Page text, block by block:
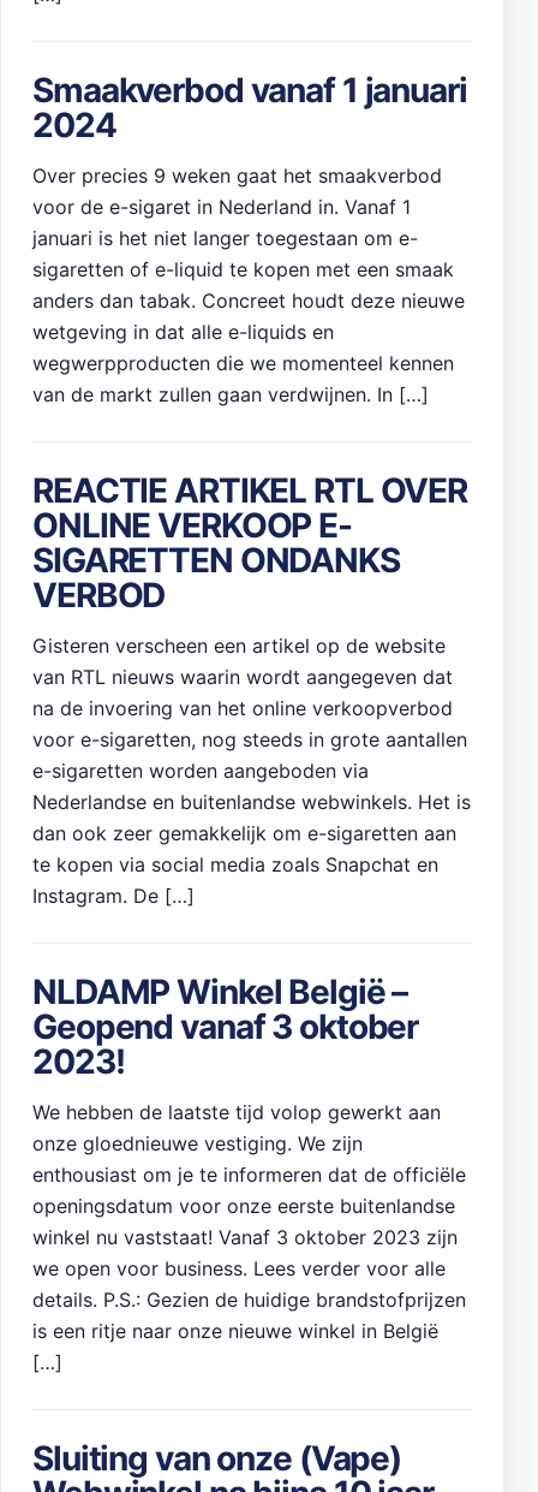
Smaakverbod vanaf 1 januari
2024
Over precies 9 weken gaat het smaakverbod
voor de e-sigaret in Nederland in. Vanaf 1
januari is het niet langer toegestaan om e-
sigaretten of e-liquid te kopen met een smaak
anders dan tabak. Concreet houdt deze nieuwe
wetgeving in dat alle e-liquids en
wegwerpproducten die we momenteel kennen
van de markt zullen gaan verdwijnen. In […]
REACTIE ARTIKEL RTL OVER
ONLINE VERKOOP E-
SIGARETTEN ONDANKS
VERBOD
Gisteren verscheen een artikel op de website
van RTL nieuws waarin wordt aangegeven dat
na de invoering van het online verkoopverbod
voor e-sigaretten, nog steeds in grote aantallen
e-sigaretten worden aangeboden via
Nederlandse en buitenlandse webwinkels. Het is
dan ook zeer gemakkelijk om e-sigaretten aan
te kopen via social media zoals Snapchat en
Instagram. De […]
NLDAMP Winkel België –
Geopend vanaf 3 oktober
2023!
We hebben de laatste tijd volop gewerkt aan
onze gloednieuwe vestiging. We zijn
enthousiast om je te informeren dat de officiële
openingsdatum voor onze eerste buitenlandse
winkel nu vaststaat! Vanaf 3 oktober 2023 zijn
we open voor business. Lees verder voor alle
details. P.S.: Gezien de huidige brandstofprijzen
is een ritje naar onze nieuwe winkel in België
[…]
Sluiting van onze (Vape)